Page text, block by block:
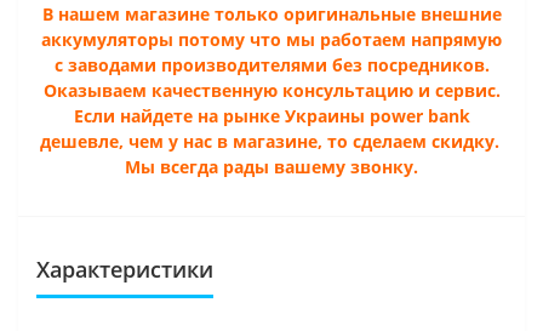
В нашем магазине только оригинальные внешние
аккумуляторы потому что мы работаем напрямую
с заводами производителями без посредников.
Оказываем качественную консультацию и сервис.
Если найдете на рынке Украины power bank
дешевле, чем у нас в магазине, то сделаем скидку.
Мы всегда рады вашему звонку.
Характеристики